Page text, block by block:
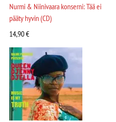
Nurmi & Niinivaara konserni: Tää ei
pääty hyvin (CD)
14,90€